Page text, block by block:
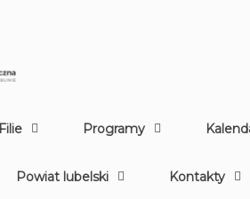
Filie Programy
Powiat lubelski Kontakty